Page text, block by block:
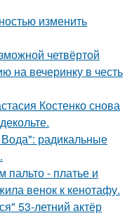
изменить
четвёртой
на вечеринку в честь
Костенко снова
радикальные
пальто - платье и
венок к кенотафу.
53-летний актёр